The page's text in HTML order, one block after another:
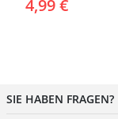
Rund, 2 Stück, für
4,99 €
SIE HABEN FRAGEN?